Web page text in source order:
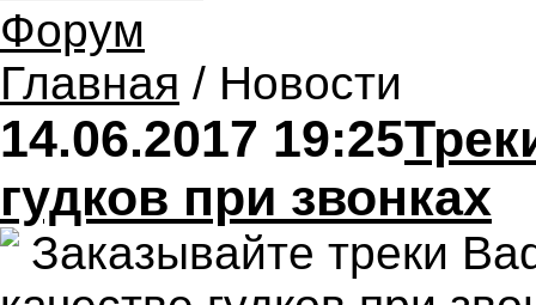
Форум
Главная / Новости
14.06.2017 19:25
гудков при звонках
Заказывайте треки